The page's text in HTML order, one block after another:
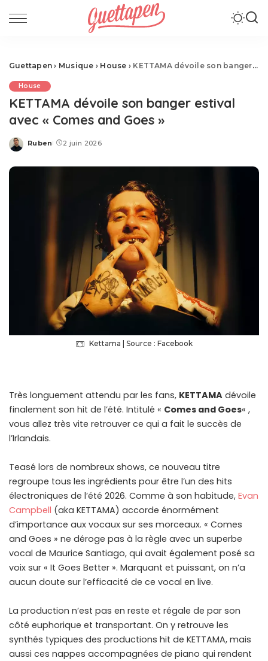
Guettapen › Musique › House › KETTAMA dévoile son banger estival avec « Comes and Goes »
House
KETTAMA dévoile son banger estival
avec « Comes and Goes »
Posted
Ruben 2 juin 2026
Kettama | Source : Facebook
Très longuement attendu par les fans, KETTAMA dévoile
finalement son hit de l’été. Intitulé « Comes and Goes« ,
vous allez très vite retrouver ce qui a fait le succès de
l’Irlandais.
Teasé lors de nombreux shows, ce nouveau titre
regroupe tous les ingrédients pour être l’un des hits
électroniques de l’été 2026. Comme à son habitude, Evan
Campbell (aka KETTAMA) accorde énormément
d’importance aux vocaux sur ses morceaux. « Comes
and Goes » ne déroge pas à la règle avec un superbe
vocal de Maurice Santiago, qui avait également posé sa
voix sur « It Goes Better ». Marquant et puissant, on n’a
aucun doute sur l’efficacité de ce vocal en live.
La production n’est pas en reste et régale de par son
côté euphorique et transportant. On y retrouve les
synthés typiques des productions hit de KETTAMA, mais
aussi ces nappes accompagnées de piano qui rendent